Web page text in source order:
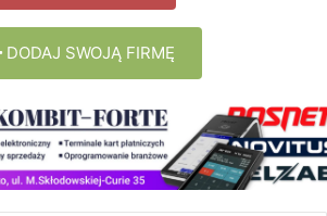
DODAJ SWOJĄ FIRMĘ